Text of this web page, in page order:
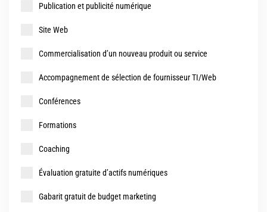
Publication et publicité numérique
Site Web
Commercialisation d’un nouveau produit ou service
Accompagnement de sélection de fournisseur TI/Web
Conférences
Formations
Coaching
Évaluation gratuite d’actifs numériques
Gabarit gratuit de budget marketing